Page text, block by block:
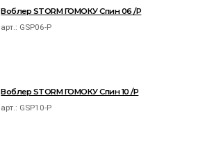
Воблер STORM ГОМОКУ Спин 06 /P
арт.: GSP06-P
Воблер STORM ГОМОКУ Спин 10 /P
арт.: GSP10-P